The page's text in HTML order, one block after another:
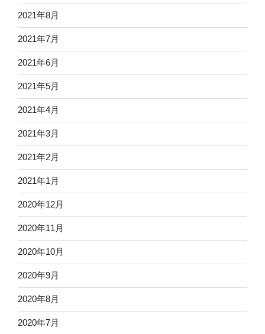
2021年8月
2021年7月
2021年6月
2021年5月
2021年4月
2021年3月
2021年2月
2021年1月
2020年12月
2020年11月
2020年10月
2020年9月
2020年8月
2020年7月